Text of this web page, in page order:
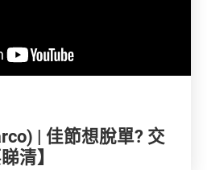
| 佳節想脫單? 交
清】